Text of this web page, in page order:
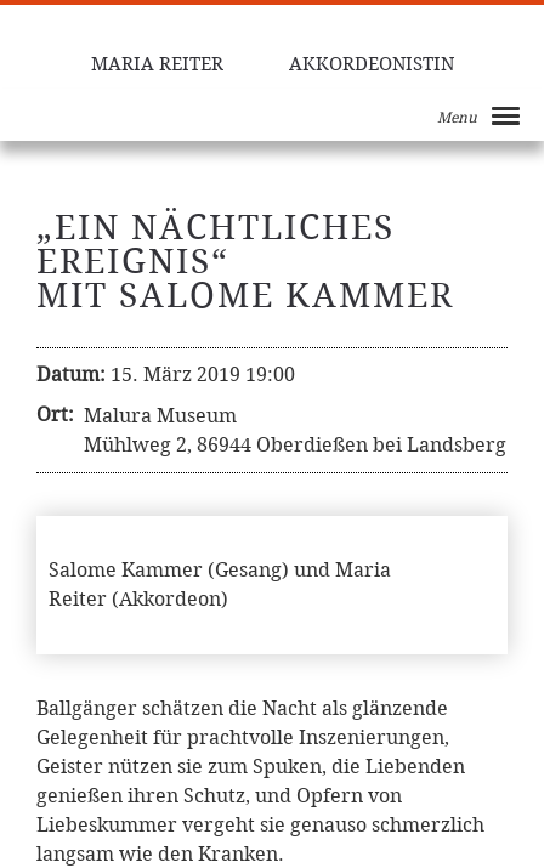
MARIA REITER AKKORDEONISTIN
Menu
„EIN NÄCHTLICHES
EREIGNIS“
MIT SALOME KAMMER
Datum: 15. März 2019 19:00
Ort: Malura Museum
Mühlweg 2, 86944 Oberdießen bei Landsberg
Salome Kammer (Gesang) und Maria
Reiter (Akkordeon)
Ballgänger schätzen die Nacht als glänzende
Gelegenheit für prachtvolle Inszenierungen,
Geister nützen sie zum Spuken, die Liebenden
genießen ihren Schutz, und Opfern von
Liebeskummer vergeht sie genauso schmerzlich
langsam wie den Kranken.